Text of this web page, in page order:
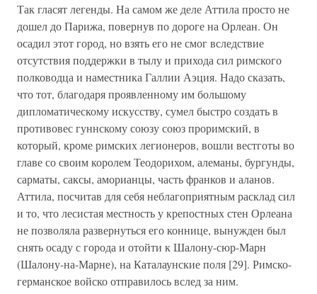
Так гласят легенды. На самом же деле Аттила просто не
дошел до Парижа, повернув по дороге на Орлеан. Он
осадил этот город, но взять его не смог вследствие
отсутствия поддержки в тылу и прихода сил римского
полководца и наместника Галлии Аэция. Надо сказать,
что тот, благодаря проявленному им большому
дипломатическому искусству, сумел быстро создать в
противовес гуннскому союзу союз проримский, в
который, кроме римских легионеров, вошли вестготы во
главе со своим королем Теодорихом, алеманы, бургунды,
сарматы, саксы, аморианцы, часть франков и аланов.
Аттила, посчитав для себя неблагоприятным расклад сил
и то, что лесистая местность у крепостных стен Орлеана
не позволяла развернуться его коннице, вынужден был
снять осаду с города и отойти к Шалону-сюр-Марн
(Шалону-на-Марне), на Каталаунские поля [29]. Римско-
германское войско отправилось вслед за ним.